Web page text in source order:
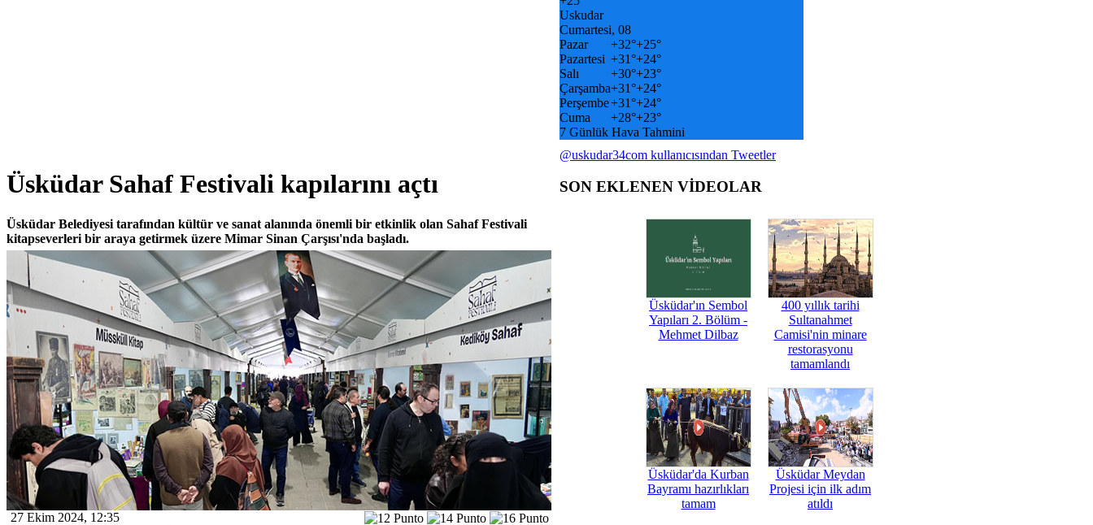
Üsküdar Sahaf Festivali kapılarını açtı
Üsküdar Belediyesi tarafından kültür ve sanat alanında önemli bir etkinlik olan Sahaf Festivali
kitapseverleri bir araya getirmek üzere Mimar Sinan Çarşısı'nda başladı.
27 Ekim 2024, 12:35
Uskudar
Cumartesi, 08
Pazar
+32°+25°
Pazartesi +31°+24°
Salı
+30°+23°
Çarşamba+31°+24°
Perşembe+31°+24°
Cuma
+28°+23°
7 Günlük Hava Tahmini
@uskudar34com kullanıcısından Tweetler
SON EKLENEN VİDEOLAR
Üsküdar'ın Sembol
Yapıları 2. Bölüm -
Mehmet Dilbaz
400 yıllık tarihi
Sultanahmet
Camisi'nin minare
restorasyonu
tamamlandı
Üsküdar'da Kurban
Bayramı hazırlıkları
tamam
Üsküdar Meydan
Projesi için ilk adım
atıldı